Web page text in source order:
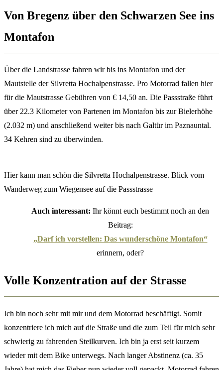
Von Bregenz über den Schwarzen See ins
Montafon
Über die Landstrasse fahren wir bis ins Montafon und der
Mautstelle der Silvretta Hochalpenstrasse. Pro Motorrad fallen hier
für die Mautstrasse Gebühren von € 14,50 an. Die Passstraße führt
über 22.3 Kilometer von Partenen im Montafon bis zur Bielerhöhe
(2.032 m) und anschließend weiter bis nach Galtür im Paznauntal.
34 Kehren sind zu überwinden.
Hier kann man schön die Silvretta Hochalpenstrasse. Blick vom
Wanderweg zum Wiegensee auf die Passstrasse
Auch interessant: Ihr könnt euch bestimmt noch an den
Beitrag:
„Darf ich vorstellen: Das wunderschöne Montafon“
erinnern, oder?
Volle Konzentration auf der Strasse
Ich bin noch sehr mit mir und dem Motorrad beschäftigt. Somit
konzentriere ich mich auf die Straße und die zum Teil für mich sehr
schwierig zu fahrenden Steilkurven. Ich bin ja erst seit kurzem
wieder mit dem Bike unterwegs. Nach langer Abstinenz (ca. 35